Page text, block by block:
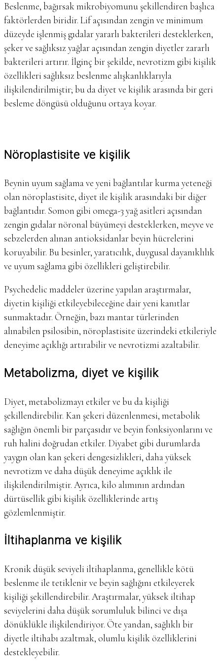
Beslenme, bağırsak mikrobiyomunu şekillendiren başlıca
faktörlerden biridir. Lif açısından zengin ve minimum
düzeyde işlenmiş gıdalar yararlı bakterileri desteklerken,
şeker ve sağlıksız yağlar açısından zengin diyetler zararlı
bakterileri artırır. İlginç bir şekilde, nevrotizm gibi kişilik
özellikleri sağlıksız beslenme alışkanlıklarıyla
ilişkilendirilmiştir; bu da diyet ve kişilik arasında bir geri
besleme döngüsü olduğunu ortaya koyar.
Nöroplastisite ve kişilik
Beynin uyum sağlama ve yeni bağlantılar kurma yeteneği
olan nöroplastisite, diyet ile kişilik arasındaki bir diğer
bağlantıdır. Somon gibi omega-3 yağ asitleri açısından
zengin gıdalar nöronal büyümeyi desteklerken, meyve ve
sebzelerden alınan antioksidanlar beyin hücrelerini
koruyabilir. Bu besinler, yaratıcılık, duygusal dayanıklılık
ve uyum sağlama gibi özellikleri geliştirebilir.
Psychedelic maddeler üzerine yapılan araştırmalar,
diyetin kişiliği etkileyebileceğine dair yeni kanıtlar
sunmaktadır. Örneğin, bazı mantar türlerinden
alınabilen psilosibin, nöroplastisite üzerindeki etkileriyle
deneyime açıklığı artırabilir ve nevrotizmi azaltabilir.
Metabolizma, diyet ve kişilik
Diyet, metabolizmayı etkiler ve bu da kişiliği
şekillendirebilir. Kan şekeri düzenlenmesi, metabolik
sağlığın önemli bir parçasıdır ve beyin fonksiyonlarını ve
ruh halini doğrudan etkiler. Diyabet gibi durumlarda
yaygın olan kan şekeri dengesizlikleri, daha yüksek
nevrotizm ve daha düşük deneyime açıklık ile
ilişkilendirilmiştir. Ayrıca, kilo alımının ardından
dürtüsellik gibi kişilik özelliklerinde artış
gözlemlenmiştir.
İltihaplanma ve kişilik
Kronik düşük seviyeli iltihaplanma, genellikle kötü
beslenme ile tetiklenir ve beyin sağlığını etkileyerek
kişiliği şekillendirebilir. Araştırmalar, yüksek iltihap
seviyelerini daha düşük sorumluluk bilinci ve dışa
dönüklükle ilişkilendiriyor. Öte yandan, sağlıklı bir
diyetle iltihabı azaltmak, olumlu kişilik özelliklerini
destekleyebilir.